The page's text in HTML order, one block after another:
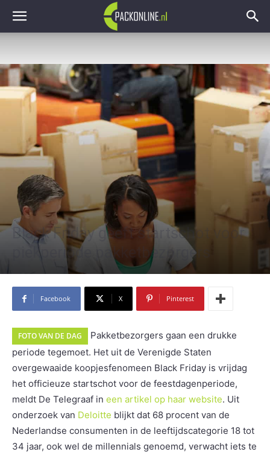
Black Friday geeft startschot voor
piekperiode pakketbezorgers
Facebook X Pinterest
FOTO VAN DE DAG
Pakketbezorgers gaan een drukke
periode tegemoet. Het uit de Verenigde Staten
overgewaaide koopjesfenomeen Black Friday is vrijdag
het officieuze startschot voor de feestdagenperiode,
meldt De Telegraaf in een artikel op haar website. Uit
onderzoek van Deloitte blijkt dat 68 procent van de
Nederlandse consumenten in de leeftijdscategorie 18 tot
34 jaar, ook wel de millennials genoemd, verwacht iets te